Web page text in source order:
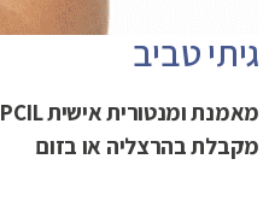
גיתי טביב
מאמנת ומנטורית אישיתPCIL
מקבלת בהרצליה או בזום